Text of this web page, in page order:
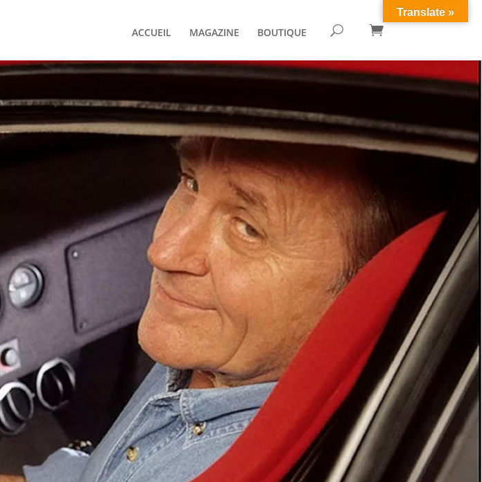
ACCUEIL MAGAZINE BOUTIQUE U 
Translate »